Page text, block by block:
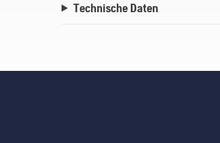
Technische Daten